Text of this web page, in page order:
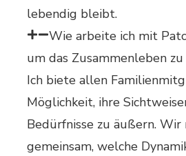
lebendig bleibt.
Wie arbeite ich mit
um das Zusammenleben
Ich biete allen
Möglichkeit, ihre
Bedürfnisse zu äußern.
gemeinsam, welche